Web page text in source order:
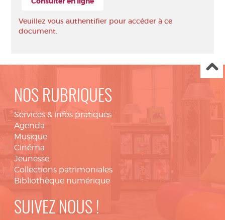
Veuillez vous authentifier pour accéder à ce
document.
NOS RUBRIQUES
Services & infos pratiques
Agenda
Musique
Cinéma
Jeunesse
Collections patrimoniales
Bibliothèque numérique
SUIVEZ NOUS !